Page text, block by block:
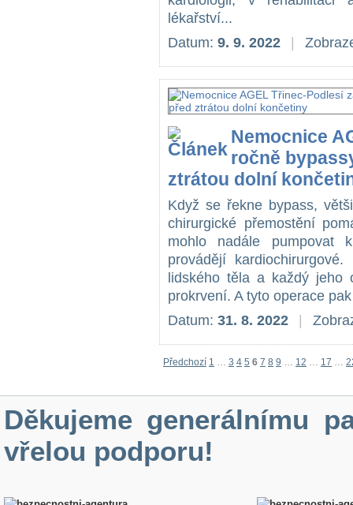
lékařství...
Datum: 9. 9. 2022
Nemocnice
ročně
ztrátou dolní
Když se řekne bypass,
chirurgické přemostění
mohlo nadále pumpovat
provádějí
lidského těla a každý jeho
prokrvení. A tyto operace
Datum: 31. 8. 2022
Předchozí 1 … 3 4 5 6 7 8 9 … 12 … 17 …
Děkujeme generálnímu
vřelou podporu!